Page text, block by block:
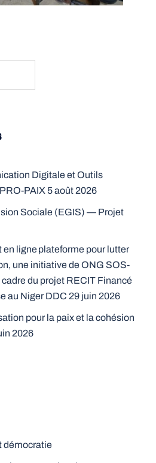
Digitale et Outils
PAIX 5 août 2026
Sociale (EGIS) — Projet
ligne plateforme pour lutter
une initiative de ONG SOS-
du projet RECIT Financé
au Niger DDC 29 juin 2026
pour la paix et la cohésion
2026
démocratie